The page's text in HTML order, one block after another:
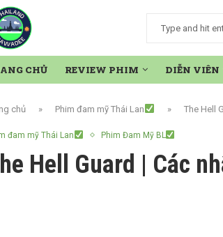
CHỦ REVIEW PHIM DIỄN VIÊN
chủ » Phim đam mỹ Thái Lan » The Hell
đam mỹ Thái Lan Phim Đam Mỹ BL
Hell Guard | Các